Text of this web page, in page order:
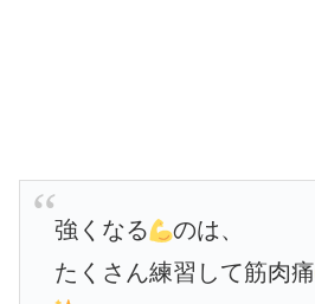
強くなる
のは、
たくさん練習して筋肉痛